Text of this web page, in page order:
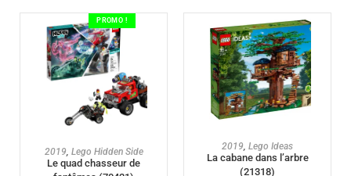
PROMO !
AJOUTER AU PANIER
2019, Lego Hidden Side
Le quad chasseur de
2019 Lego Ideas
La cabane dans l’arbre
(21318)